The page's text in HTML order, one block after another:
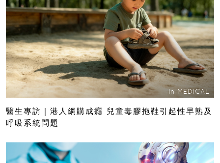
In MEDICAL
醫生專訪｜港人網購成癮 兒童毒膠拖鞋引起性早熟及
呼吸系統問題